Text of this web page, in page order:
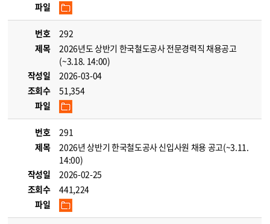
파일
번호
292
제목
2026년도 상반기 한국철도공사 전문경력직 채용공고
(~3.18. 14:00)
작성일
2026-03-04
조회수
51,354
파일
번호
291
제목
2026년 상반기 한국철도공사 신입사원 채용 공고(~3.11.
14:00)
작성일
2026-02-25
조회수
441,224
파일